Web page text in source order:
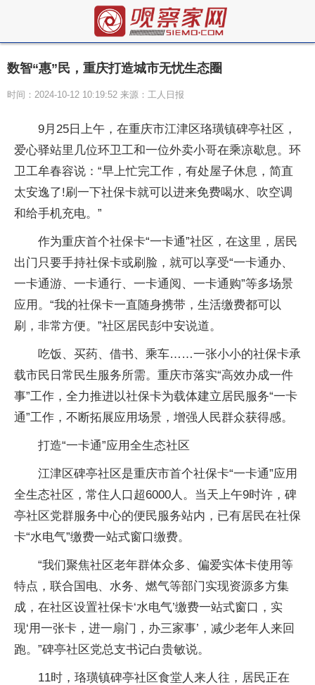
数智“惠”民，重庆打造城市无忧生态圈
时间：2024-10-12 10:19:52 来源：工人日报
9月25日上午，在重庆市江津区珞璜镇碑亭社区，
爱心驿站里几位环卫工和一位外卖小哥在乘凉歇息。环
卫工牟春容说：“早上忙完工作，有处屋子休息，简直
太安逸了!刷一下社保卡就可以进来免费喝水、吹空调
和给手机充电。”
作为重庆首个社保卡“一卡通”社区，在这里，居民
出门只要手持社保卡或刷脸，就可以享受“一卡通办、
一卡通游、一卡通行、一卡通阅、一卡通购”等多场景
应用。“我的社保卡一直随身携带，生活缴费都可以
刷，非常方便。”社区居民彭中安说道。
吃饭、买药、借书、乘车……一张小小的社保卡承
载市民日常民生服务所需。重庆市落实“高效办成一件
事”工作，全力推进以社保卡为载体建立居民服务“一卡
通”工作，不断拓展应用场景，增强人民群众获得感。
打造“一卡通”应用全生态社区
江津区碑亭社区是重庆市首个社保卡“一卡通”应用
全生态社区，常住人口超6000人。当天上午9时许，碑
亭社区党群服务中心的便民服务站内，已有居民在社保
卡“水电气”缴费一站式窗口缴费。
“我们聚焦社区老年群体众多、偏爱实体卡使用等
特点，联合国电、水务、燃气等部门实现资源多方集
成，在社区设置社保卡‘水电气’缴费一站式窗口，实
现‘用一张卡，进一扇门，办三家事’，减少老年人来回
跑。”碑亭社区党总支书记白贵敏说。
11时，珞璜镇碑亭社区食堂人来人往，居民正在